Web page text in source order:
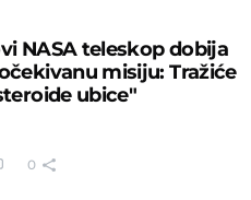
NASA teleskop dobija
misiju: Tražiće
ubice"
0